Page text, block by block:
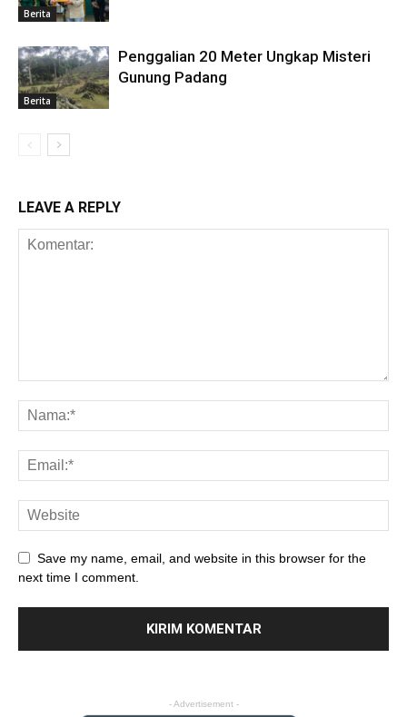
Berita
Berita
Penggalian 20 Meter Ungkap Misteri
Gunung Padang
LEAVE A REPLY
Save my name, email, and website in this browser for the
next time I comment.
- Advertisement -